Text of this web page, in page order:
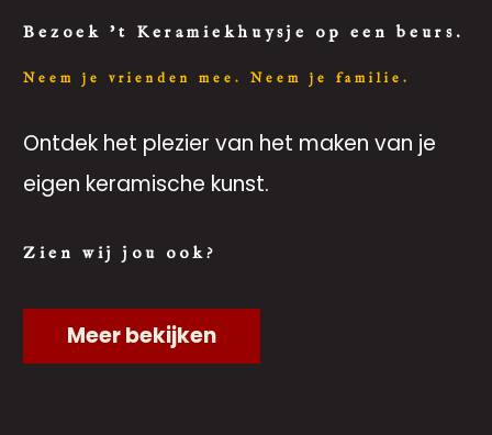
Bezoek 't Keramiekhuysje op een beurs.
Neem je vrienden mee. Neem je familie.
Ontdek het plezier van het maken van je
eigen keramische kunst.
Zien wij jou ook?
Meer bekijken